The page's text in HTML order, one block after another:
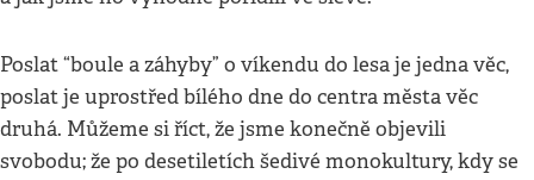
Poslat “boule a záhyby” o víkendu do lesa je jedna věc,
poslat je uprostřed bílého dne do centra města věc
druhá. Můžeme si říct, že jsme konečně objevili
svobodu; že po desetiletích šedivé monokultury, kdy se